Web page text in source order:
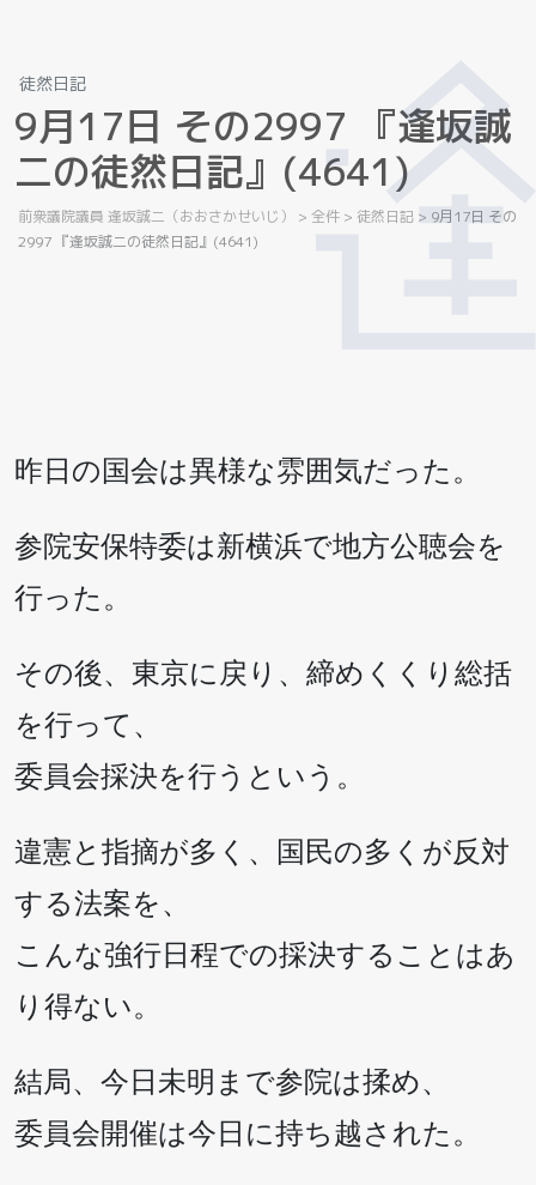
徒然日記
9月1 7日 その2997 『逢坂誠
二の徒然日記』 (4641)
前衆議院議員 逢坂誠二（おおさかせいじ） > 全件 > 徒然日記 > 9月17日 その
2997 『逢坂誠二の徒然日記』(4641)
昨日の国会は異様な雰囲気だった。
参院安保特委は新横浜で地方公聴会を
行った。
その後、東京に戻り、締めくくり総括
を行って、
委員会採決を行うという。
違憲と指摘が多く、国民の多くが反対
する法案を、
こんな強行日程での採決することはあ
り得ない。
結局、今日未明まで参院は揉め、
委員会開催は今日に持ち越された。